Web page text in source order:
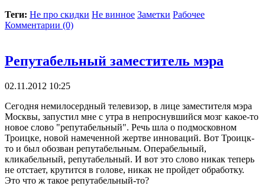
Теги: Не про скидки Не винное Заметки Рабочее
Комментарии (0)
Репутабельный заместитель мэра
02.11.2012 10:25
Сегодня немилосердный телевизор, в лице заместителя мэра
Москвы, запустил мне с утра в непроснувшийся мозг какое-то
новое слово "репутабельный". Речь шла о подмосковном
Троицке, новой намеченной жертве инноваций. Вот Троицк-
то и был обозван репутабельным. Операбельный,
кликабельный, репутабельный. И вот это слово никак теперь
не отстает, крутится в голове, никак не пройдет обработку.
Это что ж такое репутабельный-то?